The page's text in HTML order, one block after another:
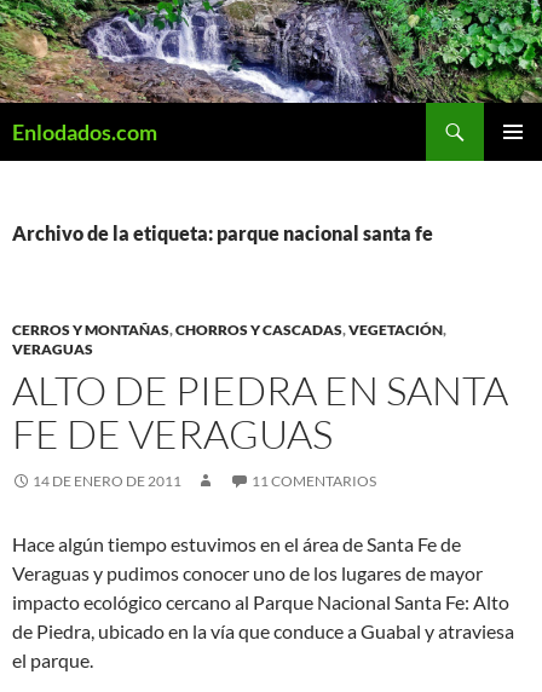
Saltar
al
contenido
Enlodados.com
Archivo de la etiqueta: parque nacional santa fe
CERROS Y MONTAÑAS,CHORROS Y CASCADAS,VEGETACIÓN,
VERAGUAS
ALTO DE PIEDRA EN SANTA
FE DE VERAGUAS
14 DE ENERO DE 2011 11 COMENTARIOS
Hace algún tiempo estuvimos en el área de Santa Fe de
Veraguas y pudimos conocer uno de los lugares de mayor
impacto ecológico cercano al Parque Nacional Santa Fe: Alto
de Piedra, ubicado en la vía que conduce a Guabal y atraviesa
el parque.